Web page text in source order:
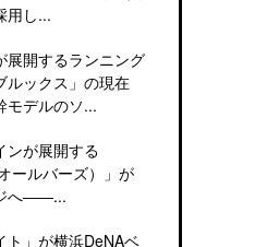
用し...
展開するランニング
ルックス」の現在
デルのソ...
ンが展開する
ールバーズ）」が
へ――...
ト」が横浜DeNAベ